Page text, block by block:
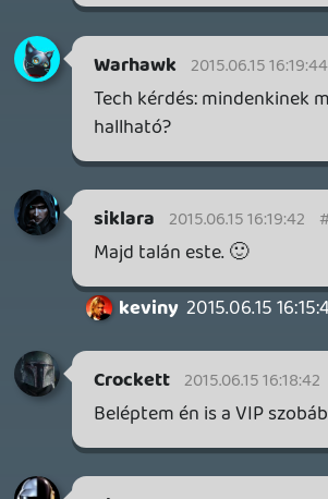
GTA A NETFLIXEN – EZ TÖRTÉNT CSÜTÖRTÖKÖN
Továbbá: Warrior Cats: Clans of the Forest,